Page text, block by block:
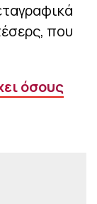
που
όσους